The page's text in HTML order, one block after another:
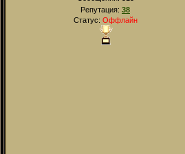
Репутация: 38
Статус: Оффлайн